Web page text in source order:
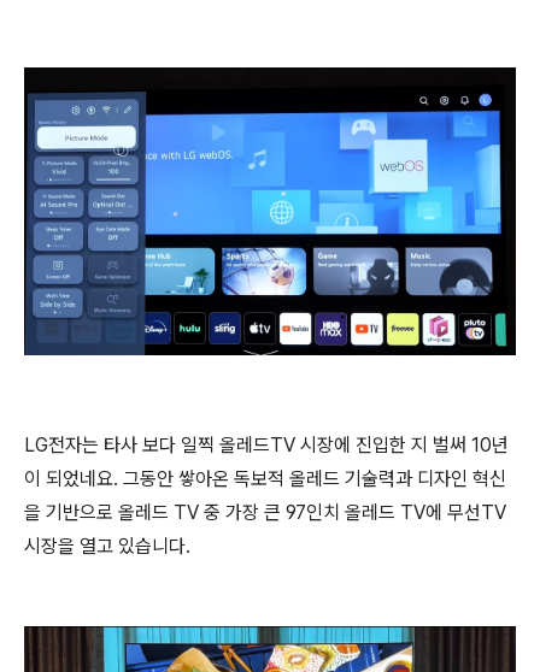
LG전자는 타사 보다 일찍 올레드TV 시장에 진입한 지 벌써 10년
이 되었네요. 그동안 쌓아온 독보적 올레드 기술력과 디자인 혁신
을 기반으로 올레드 TV 중 가장 큰 97인치 올레드 TV에 무선TV
시장을 열고 있습니다.